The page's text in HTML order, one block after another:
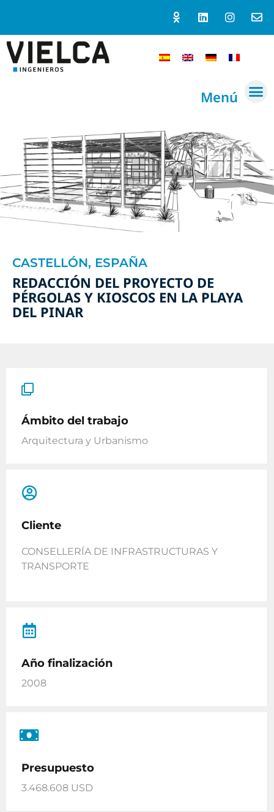
Menú
CASTELLÓN, ESPAÑA
REDACCIÓN DEL PROYECTO DE
PÉRGOLAS Y KIOSCOS EN LA PLAYA
DEL PINAR
Ámbito del trabajo
Arquitectura y Urbanismo
Cliente
CONSELLERÍA DE INFRASTRUCTURAS Y
TRANSPORTE
Año finalización
2008
Presupuesto
3.468.608 USD